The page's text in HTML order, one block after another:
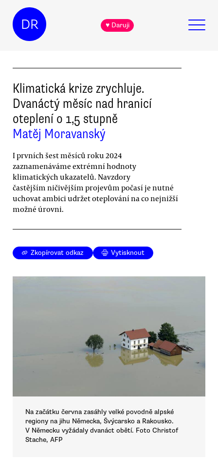
DR ♥ Daruji
Klimatická krize zrychluje.
Dvanáctý měsíc nad hranicí
oteplení o 1,5 stupně
Matěj Moravanský
I prvních šest měsíců roku 2024
zaznamenáváme extrémní hodnoty
klimatických ukazatelů. Navzdory
častějším ničivějším projevům počasí je nutné
uchovat ambici udržet oteplování na co nejnižší
možné úrovni.
Zkopírovat odkaz Vytisknout
Na začátku června zasáhly velké povodně alpské
regiony na jihu Německa, Švýcarsko a Rakousko.
V Německu vyžádaly dvanáct obětí. Foto Christof
Stache, AFP